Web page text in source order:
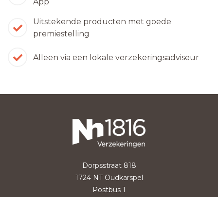
Uitstekende producten met goede
premiestelling
Alleen via een lokale verzekeringsadviseur
Dorpsstraat 818
1724 NT Oudkarspel
Postbus 1